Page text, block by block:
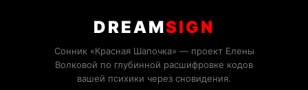
DREAMSIGN
Сонник «Красная Шапочка» — проект Елены
Волковой по глубинной расшифровке кодов
вашей психики через сновидения.